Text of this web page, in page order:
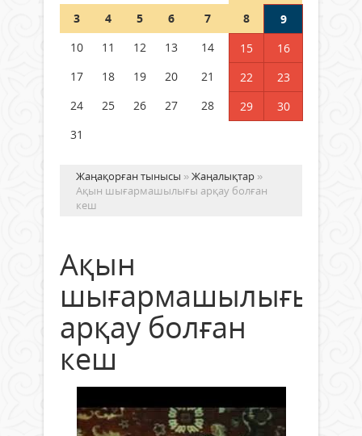
Шетелде жүрген Қазақстан
азаматтары қалай дауыс бере
3
4 5 6 7 8
9
10
11 12 13 14 15
16
17
18 19 20 21 22
23
24
25 26 27 28 29
30
31
Жаңақорған тынысы »Жаңалықтар »
Ақын шығармашылығы арқау болған
кеш
Ақын
шығармашылығы
арқау болған
кеш